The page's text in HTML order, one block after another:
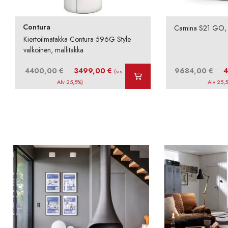
Contura
Kiertoilmatakka Contura 596G Style
valkoinen, mallitakka
4400,00€
Alkuperäinen
hinta
oli:
3499,00 €Nykyinen
on:
(sis.
Alv 25,5%)
Camina S21 GO,
9684,00€
oli:
Alv